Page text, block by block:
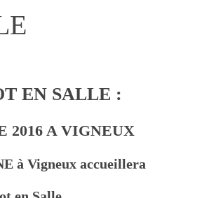
EN SALLE :
2016 A VIGNEUX
à Vigneux accueillera